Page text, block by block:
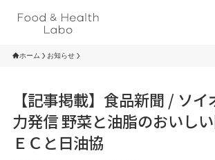
ホーム お知らせ
【記事掲載】食品新聞 / ソ
力発信 野菜と油脂のおいし
ＥＣと日油協